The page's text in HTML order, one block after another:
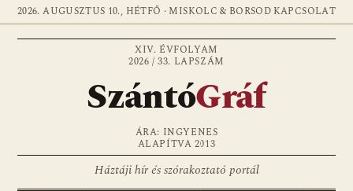
2026. AUGUSZTUS 10., HÉTFŐ · MISKOLC & BORSOD KAPCSOLAT
XIV. ÉVFOLYAM
2026 / 33. LAPSZÁM
SzántóGráf
ÁRA: INGYENES
ALAPÍTVA 2013
Háztáji hír és szórakoztató portál